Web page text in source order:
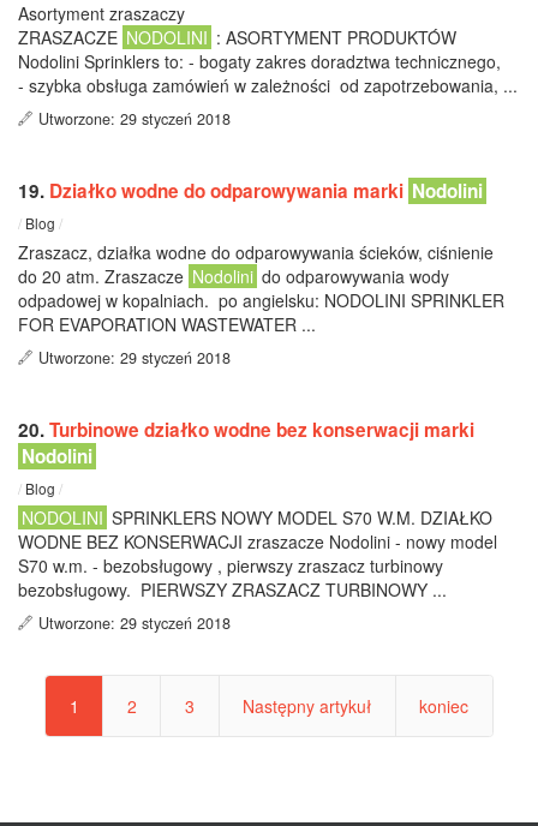
Asortyment zraszaczy
ZRASZACZE NODOLINI : ASORTYMENT PRODUKTÓW
Nodolini Sprinklers to: - bogaty zakres doradztwa technicznego,
- szybka obsługa zamówień w zależności od zapotrzebowania, ...
Utworzone: 29 styczeń 2018
19. Działko wodne do odparowywania marki Nodolini
/ Blog /
Zraszacz, działka wodne do odparowywania ścieków, ciśnienie
do 20 atm. Zraszacze Nodolini do odparowywania wody
odpadowej w kopalniach. po angielsku: NODOLINI SPRINKLER
FOR EVAPORATION WASTEWATER ...
Utworzone: 29 styczeń 2018
20.Turbinowe działko wodne bez konserwacji marki
Nodolini
/ Blog /
NODOLINI SPRINKLERS NOWY MODEL S70 W.M. DZIAŁKO
WODNE BEZ KONSERWACJI zraszacze Nodolini - nowy model
S70 w.m. - bezobsługowy , pierwszy zraszacz turbinowy
bezobsługowy. PIERWSZY ZRASZACZ TURBINOWY ...
Utworzone: 29 styczeń 2018
1 2 3 Następny artykuł koniec